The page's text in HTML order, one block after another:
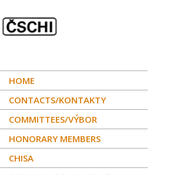
HOME
CONTACTS/KONTAKTY
COMMITTEES/VÝBOR
HONORARY MEMBERS
CHISA